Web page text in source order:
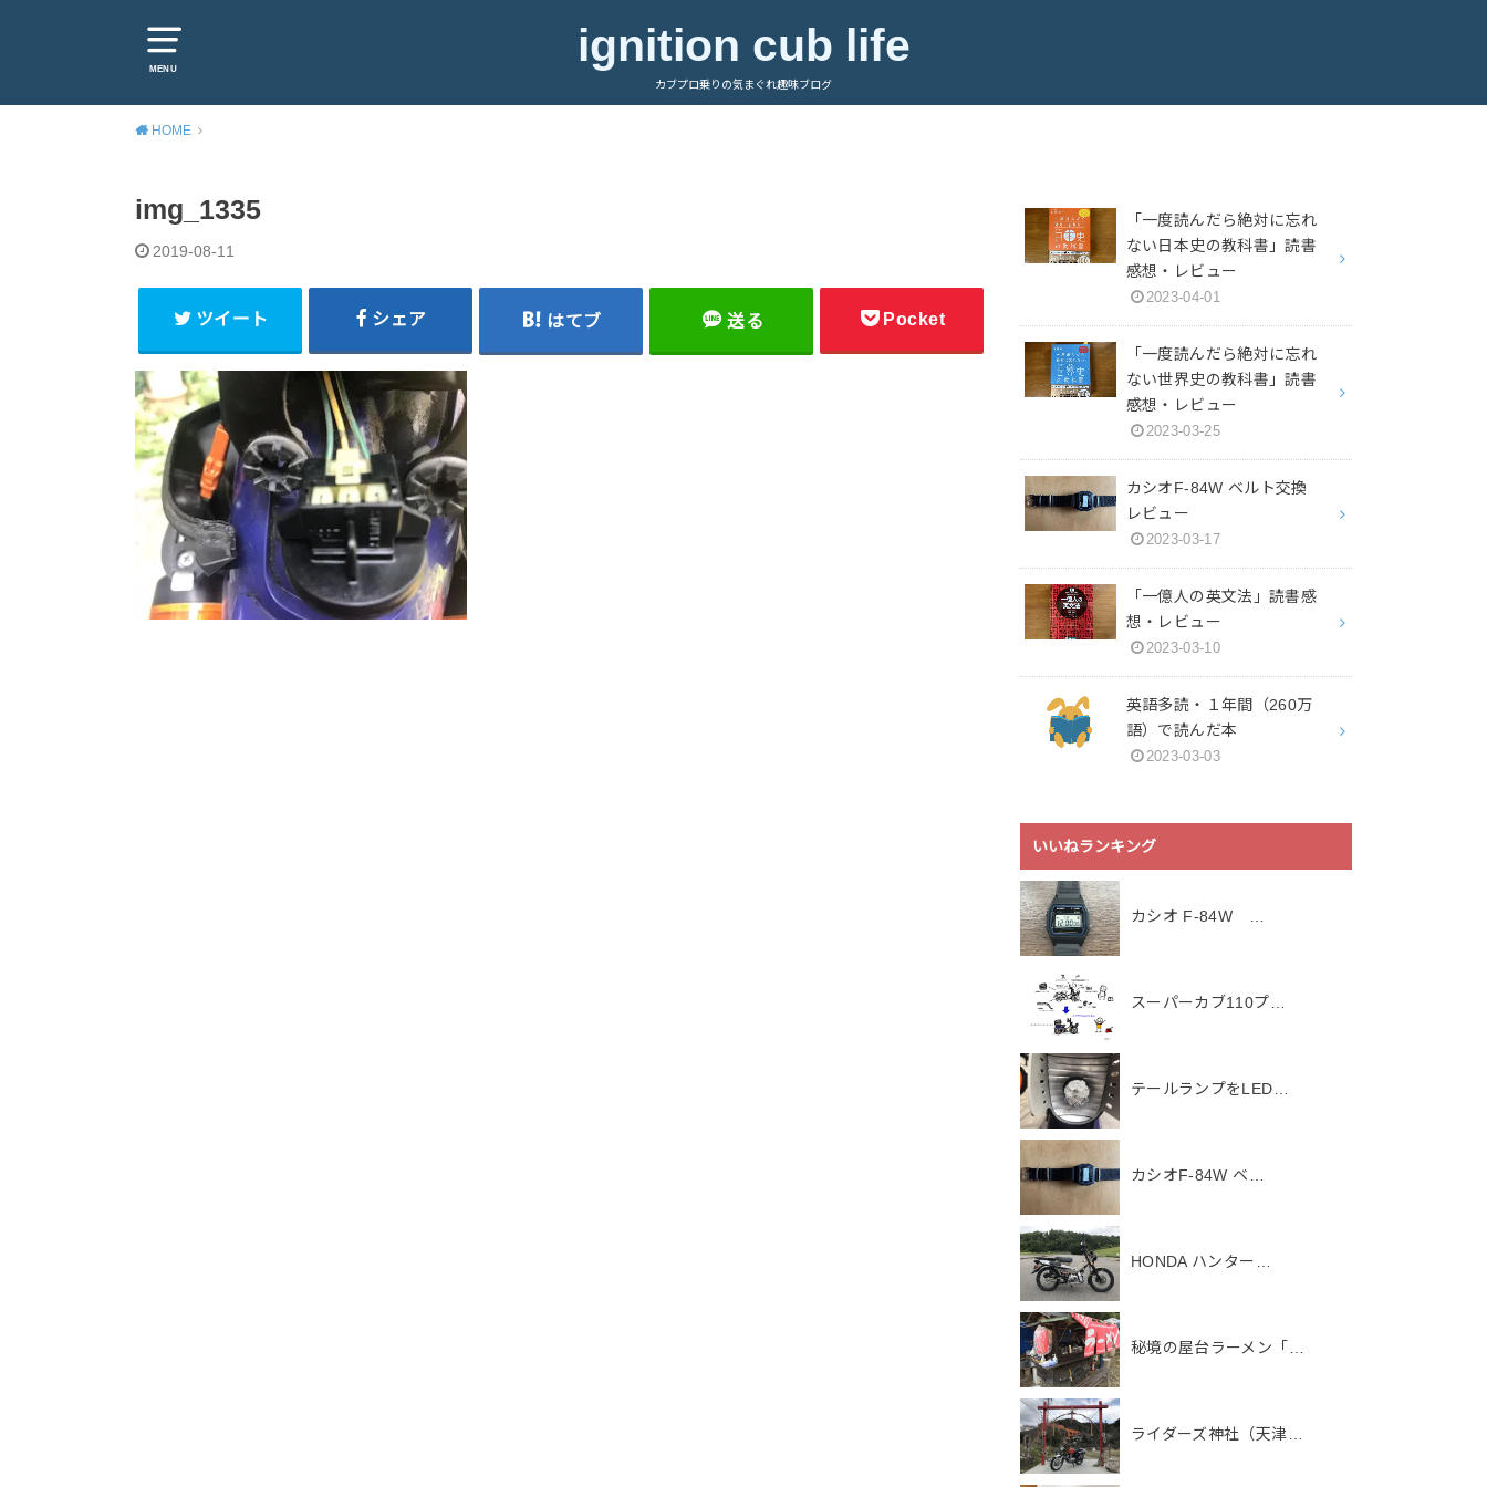
MENU ignition cub life
カブプロ乗りの気まぐれ趣味ブログ
HOME
img_1335
2019-08-11
ツイート シェア はてブ 送る Pocket
「一度読んだら絶対に忘れ
ない日本史の教科書」読書
感想・レビュー
2023-04-01
「一度読んだら絶対に忘れ
ない世界史の教科書」読書
感想・レビュー
2023-03-25
カシオF-84W ベルト交換
レビュー
2023-03-17
「一億人の英文法」読書感
想・レビュー
2023-03-10
英語多読・１年間（260万
語）で読んだ本
2023-03-03
いいねランキング
カシオ F-84W …
スーパーカブ110プ…
テールランプをLED…
カシオF-84W ベ…
HONDA ハンター…
秘境の屋台ラーメン「…
ライダーズ神社（天津…